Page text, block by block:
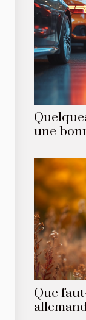
une
Que